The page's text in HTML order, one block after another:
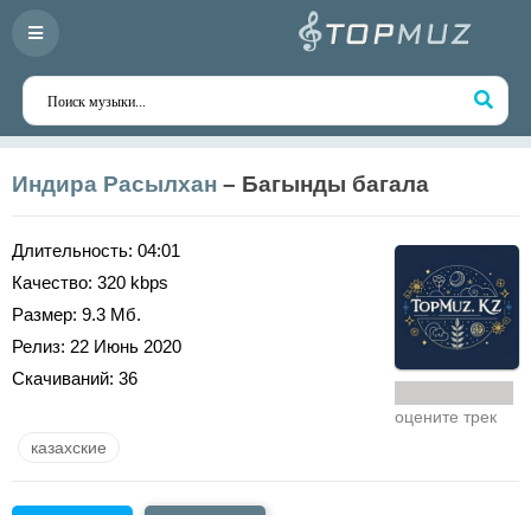
Индира Расылхан – Багынды багала
Длительность: 04:01
Качество: 320 kbps
Размер: 9.3 Мб.
Релиз: 22 Июнь 2020
Скачиваний: 36
оцените трек
казахские